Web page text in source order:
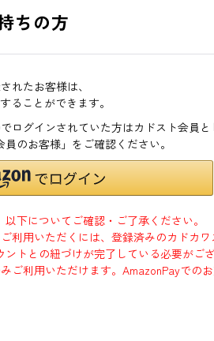
ちの方
れたお客様は、
ることができます。
ログインされていた方はカドスト会員と
のお客様」をご確認ください。
下についてご確認・ご了承ください。
利用いただくには、登録済みのカドカワ
トとの紐づけが完了している必要がござ
ご利用いただけます。AmazonPayでの